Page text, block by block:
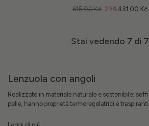
-29%
615,00 Kč 431,00 Kč
Stai vedendo 7 di 7
Lenzuola con angoli
Realizzate in materiale naturale e sostenibile:
pelle, hanno proprietà termoregolatrici e traspiranti.